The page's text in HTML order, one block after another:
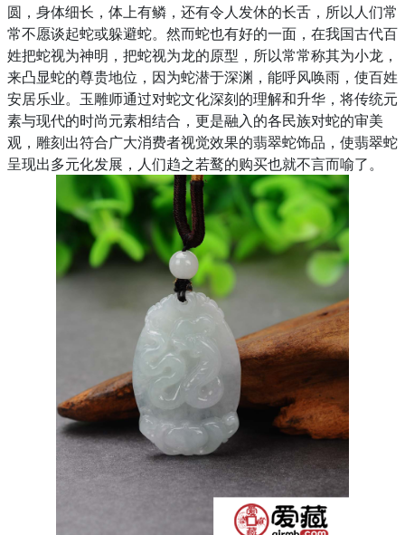
圆，身体细长，体上有鳞，还有令人发休的长舌，所以人们常
常不愿谈起蛇或躲避蛇。然而蛇也有好的一面，在我国古代百
姓把蛇视为神明，把蛇视为龙的原型，所以常常称其为小龙，
来凸显蛇的尊贵地位，因为蛇潜于深渊，能呼风唤雨，使百姓
安居乐业。玉雕师通过对蛇文化深刻的理解和升华，将传统元
素与现代的时尚元素相结合，更是融入的各民族对蛇的审美
观，雕刻出符合广大消费者视觉效果的翡翠蛇饰品，使翡翠蛇
呈现出多元化发展，人们趋之若鹜的购买也就不言而喻了。